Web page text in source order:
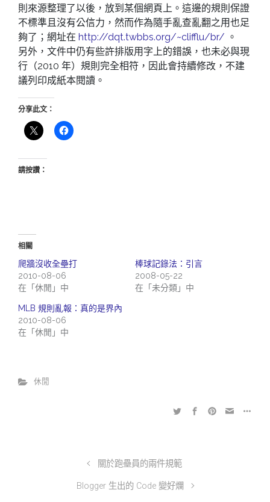
則來源整理了以後，放到某個網頁上。這邊的規則保證
不標準且沒有公信力，然而作為隨手亂查亂翻之用也足
夠了；網址在 http://dqt.twbbs.org/~clifflu/br/ 。
另外，文件中仍有些許排版用字上的錯誤，也未必與現
行（2010 年）規則完全相符，因此會持續修改，不建
議列印成紙本閱讀。
分享此文：
請按讚：
相關
爬牆沒收全壘打
2010-08-06
在「休閒」中
棒球記錄法：引言
2008-05-22
在「未分類」中
MLB 規則亂報：真的是界內
2010-08-06
在「休閒」中
休閒
關於跑壘員的兩件規範
Blogger 生出的 Code 變好爛